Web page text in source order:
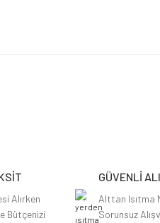
Alırken
Bütçenizi
GÜVENLİ
Alttan Isıtma
Sorunsuz